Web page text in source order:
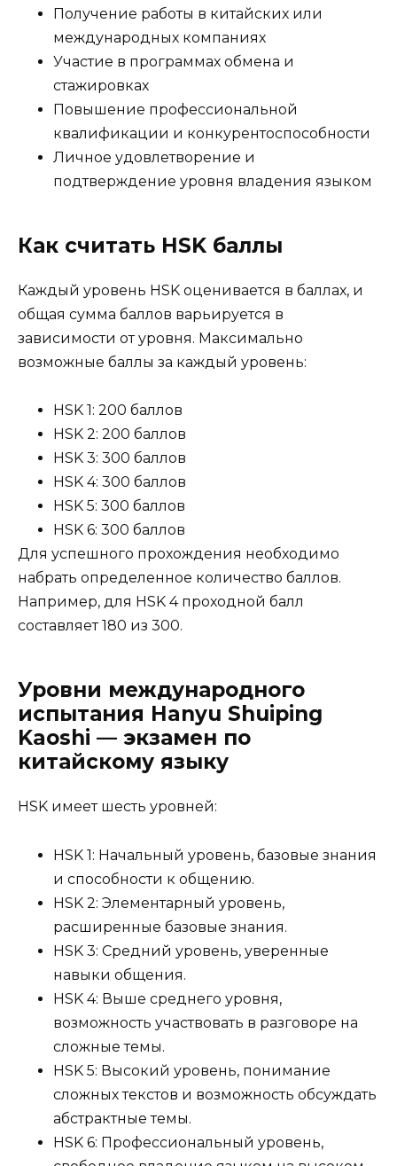
Получение работы в китайских или
международных компаниях
Участие в программах обмена и
стажировках
Повышение профессиональной
квалификации и конкурентоспособности
Личное удовлетворение и
подтверждение уровня владения языком
Как считать HSK баллы
Каждый уровень HSK оценивается в баллах, и
общая сумма баллов варьируется в
зависимости от уровня. Максимально
возможные баллы за каждый уровень:
HSK 1: 200 баллов
HSK 2: 200 баллов
HSK 3: 300 баллов
HSK 4: 300 баллов
HSK 5: 300 баллов
HSK 6: 300 баллов
Для успешного прохождения необходимо
набрать определенное количество баллов.
Например, для HSK 4 проходной балл
составляет 180 из 300.
Уровни международного
испытания Hanyu Shuiping
Kaoshi — экзамен по
китайскому языку
HSK имеет шесть уровней:
HSK 1: Начальный уровень, базовые знания
и способности к общению.
HSK 2: Элементарный уровень,
расширенные базовые знания.
HSK 3: Средний уровень, уверенные
навыки общения.
HSK 4: Выше среднего уровня,
возможность участвовать в разговоре на
сложные темы.
HSK 5: Высокий уровень, понимание
сложных текстов и возможность обсуждать
абстрактные темы.
HSK 6: Профессиональный уровень,